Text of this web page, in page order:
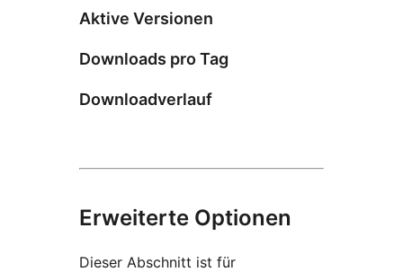
Aktive Versionen
Downloads pro Tag
Downloadverlauf
Erweiterte Optionen
Dieser Abschnitt ist für